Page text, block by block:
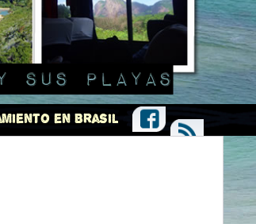
playas
en Brasil